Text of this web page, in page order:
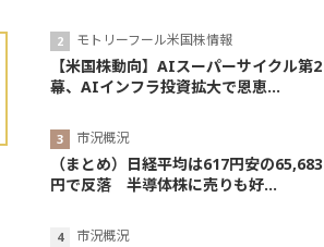
モトリーフール米国株情報
【米国株動向】AIスーパーサイクル第2
幕、AIインフラ投資拡大で恩恵...
市況概況
（まとめ）日経平均は617円安の65,683
円で反落 半導体株に売りも好...
市況概況